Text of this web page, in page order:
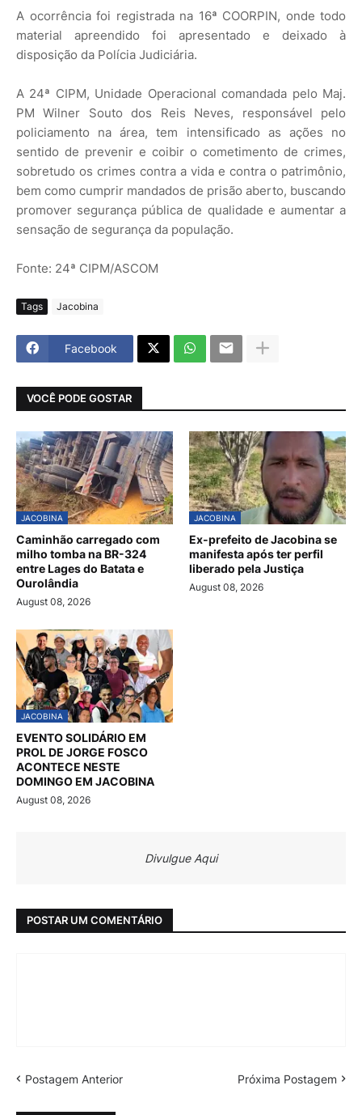
A ocorrência foi registrada na 16ª COORPIN, onde todo
material apreendido foi apresentado e deixado à
disposição da Polícia Judiciária.
A 24ª CIPM, Unidade Operacional comandada pelo Maj.
PM Wilner Souto dos Reis Neves, responsável pelo
policiamento na área, tem intensificado as ações no
sentido de prevenir e coibir o cometimento de crimes,
sobretudo os crimes contra a vida e contra o patrimônio,
bem como cumprir mandados de prisão aberto, buscando
promover segurança pública de qualidade e aumentar a
sensação de segurança da população.
Fonte: 24ª CIPM/ASCOM
Tags Jacobina
Facebook
VOCÊ PODE GOSTAR
JACOBINA
Caminhão carregado com
milho tomba na BR-324
entre Lages do Batata e
Ourolândia
August 08, 2026
JACOBINA
Ex-prefeito de Jacobina se
manifesta após ter perfil
liberado pela Justiça
August 08, 2026
JACOBINA
EVENTO SOLIDÁRIO EM
PROL DE JORGE FOSCO
ACONTECE NESTE
DOMINGO EM JACOBINA
August 08, 2026
Divulgue Aqui
POSTAR UM COMENTÁRIO
Postagem Anterior Próxima Postagem